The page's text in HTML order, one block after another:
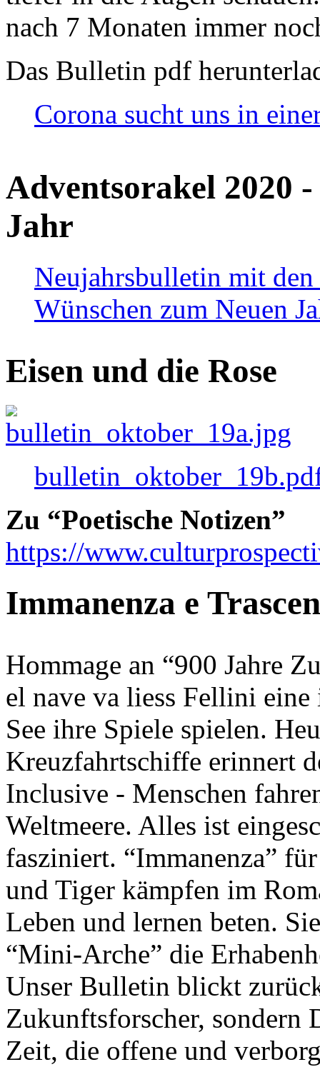
nach 7 Monaten immer
Das Bulletin pdf
Corona sucht uns in
Adventsorakel 2020
Jahr
Neujahrsbulletin mit den
Wünschen zum Neuen
Eisen und die Rose
Zu “Poetische Notizen”
https://
Immanenza e
Hommage an “900 Jahre
el nave va liess Fellini
See ihre Spiele spielen.
Kreuzfahrtschiffe erinnert
Inclusive - Menschen
Weltmeere. Alles ist
fasziniert. “Immanenza”
und Tiger kämpfen im
Leben und lernen beten.
“Mini-Arche” die
Unser Bulletin blickt
Zukunftsforscher, sondern
Zeit, die offene und